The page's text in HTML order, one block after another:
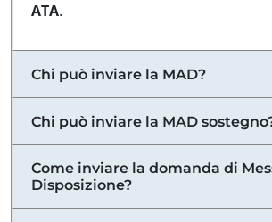
ATA.
Chi può inviare la MAD?
Chi può inviare la MAD
Come inviare la domanda di
Disposizione?